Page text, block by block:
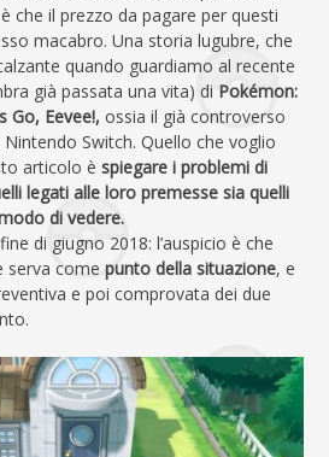
che il prezzo da pagare per questi
macabro. Una storia lugubre, che
quando guardiamo al recente
già passata una vita) di Pokémon:
Go, Eevee!, ossia il già controverso
Switch. Quello che voglio
articolo è spiegare i problemi di
legati alle loro premesse sia quelli
di vedere.
di giugno 2018: l’auspicio è che
serva come punto della situazione, e
e poi comprovata dei due